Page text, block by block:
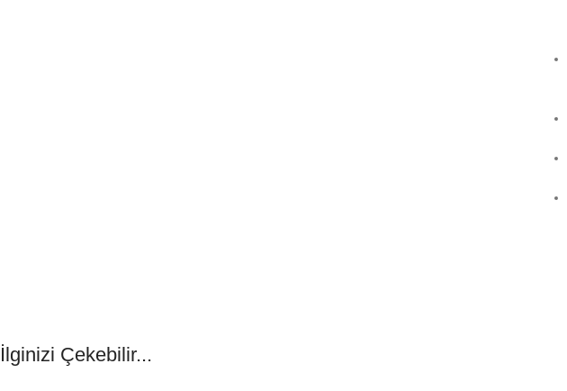
İlginizi Çekebilir...